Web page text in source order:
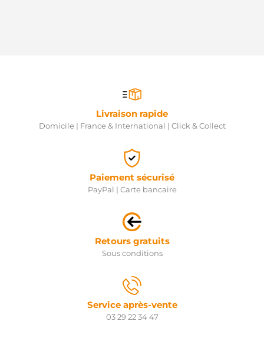
Livraison rapide
Domicile | France & International | Click & Collect
Paiement sécurisé
PayPal | Carte bancaire
Retours gratuits
Sous conditions
Service après-vente
03 29 22 34 47